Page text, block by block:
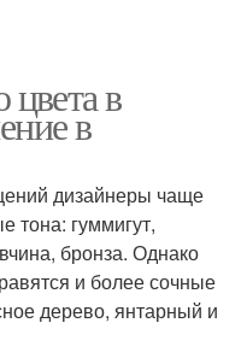
цвета в
в
дизайнеры чаще
тона: гуммигут,
бронза. Однако
и более сочные
дерево, янтарный и